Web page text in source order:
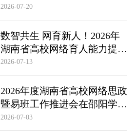
行” 湖南省第十二届大学生公
2026-07-20
数智共生 网育新人！2026年
湖南省高校网络育人能力提升
训练营举行
2026-07-13
2026年度湖南省高校网络思政
暨易班工作推进会在邵阳学院
举行
2026-07-03